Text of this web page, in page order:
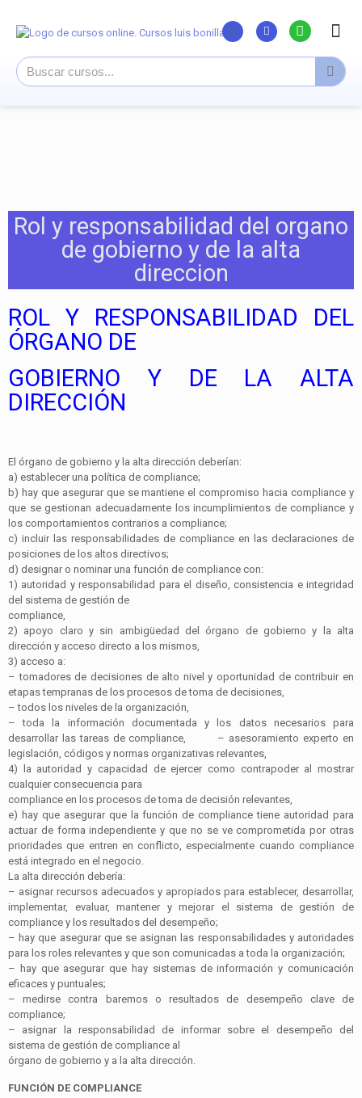
Rol y responsabilidad del organo
de gobierno y de la alta
direccion
ROL Y RESPONSABILIDAD DEL
ÓRGANO DE
GOBIERNO Y DE LA ALTA
DIRECCIÓN
El órgano de gobierno y la alta dirección deberían:
a) establecer una política de compliance;
b) hay que asegurar que se mantiene el compromiso haciacompliancey
que se gestionan adecuadamente los incumplimientos decompliance y
los comportamientos contrarios a compliance;
c) incluir las responsabilidades de compliance en las declaraciones de
posiciones de los altos directivos;
d) designar o nominar una función de compliance con:
1) autoridad y responsabilidad para el diseño, consistencia e integridad
del sistema de gestión de
compliance,
2) apoyo claro y sin ambigüedad del órgano de gobierno y la alta
dirección y acceso directo a los mismos,
3) acceso a:
–tomadores de decisiones de alto nivel y oportunidad de contribuir en
etapas tempranas de los procesos de toma de decisiones,
–todos los niveles de la organización,
–toda la información documentada y los datos necesarios para
desarrollar las tareas decompliance, – asesoramiento experto en
legislación, códigos y normas organizativas relevantes,
4)
la autoridad y capacidad de ejercer como contrapoder al mostrar
cualquier consecuencia para
compliance en los procesos de toma de decisión relevantes,
e) hay que asegurar que la función decompliancetiene autoridad para
actuar de forma independiente y que no se ve comprometida por otras
prioridades que entren en conflicto, especialmente cuando compliance
está integrado en el negocio.
La alta dirección debería:
– asignar recursos adecuados y apropiados para establecer, desarrollar,
implementar, evaluar, mantener y mejorar el sistema de gestión de
compliance y los resultados del desempeño;
– hay que asegurar que se asignan las responsabilidades y autoridades
para los roles relevantes y que son comunicadas a toda la organización;
– hay que asegurar que hay sistemas de información y comunicación
eficaces y puntuales;
–medirse contra baremos o resultados de desempeño clave de
compliance;
– asignar la responsabilidad de informar sobre el desempeño del
sistema de gestión de compliance al
órgano de gobierno y a la alta dirección.
FUNCIÓN DE COMPLIANCE